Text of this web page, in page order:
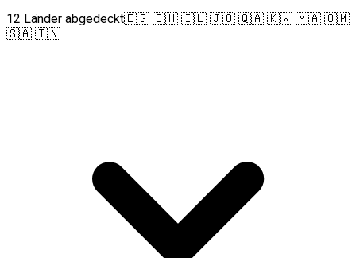
12 Länder abgedeckt🇪🇬 🇧🇭 🇮🇱 🇯🇴 🇶🇦 🇰🇼 🇲🇦 🇴🇲
🇸🇦 🇹🇳